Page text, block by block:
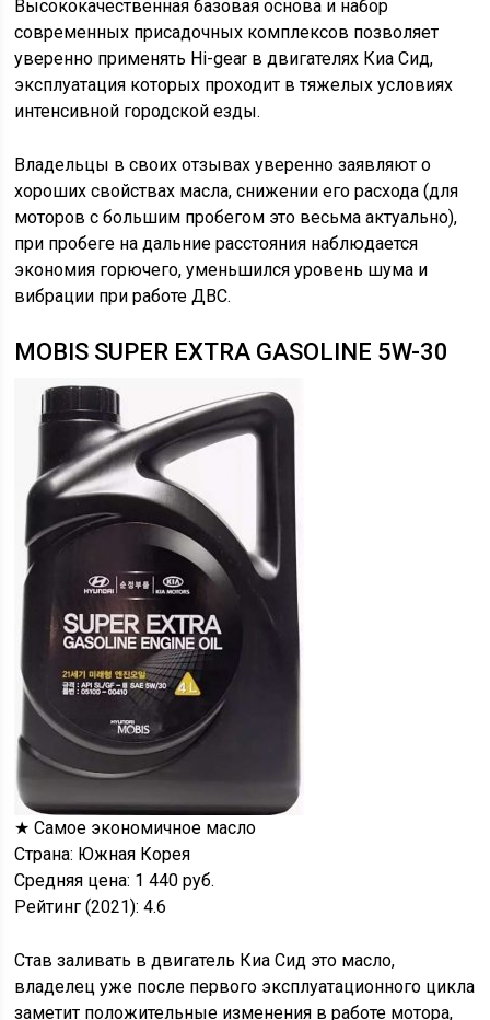
Высококачественная базовая основа и набор
современных присадочных комплексов позволяет
уверенно применять Hi-gear в двигателях Киа Сид,
эксплуатация которых проходит в тяжелых условиях
интенсивной городской езды.
Владельцы в своих отзывах уверенно заявляют о
хороших свойствах масла, снижении его расхода (для
моторов с большим пробегом это весьма актуально),
при пробеге на дальние расстояния наблюдается
экономия горючего, уменьшился уровень шума и
вибрации при работе ДВС.
MOBIS SUPER EXTRA GASOLINE 5W-30
★ Самое экономичное масло
Страна: Южная Корея
Средняя цена: 1 440 руб.
Рейтинг (2021): 4.6
Став заливать в двигатель Киа Сид это масло,
владелец уже после первого эксплуатационного цикла
заметит положительные изменения в работе мотора,